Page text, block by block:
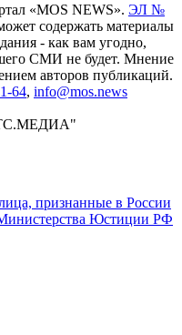
«MOS NEWS». ЭЛ №
содержать материалы
- как вам угодно,
СМИ не будет. Мнение
авторов публикаций.
64, info@mos.news
"ТС.МЕДИА"
признанные в России
Юстиции РФ